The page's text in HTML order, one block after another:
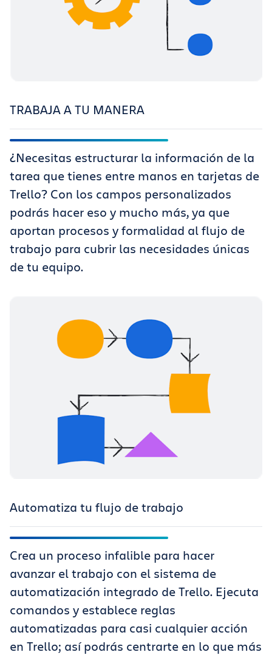
TRABAJA A TU MANERA
¿Necesitas estructurar la información de la
tarea que tienes entre manos en tarjetas de
Trello? Con los campos personalizados
podrás hacer eso y mucho más, ya que
aportan procesos y formalidad al flujo de
trabajo para cubrir las necesidades únicas
de tu equipo.
Automatiza tu flujo de trabajo
Crea un proceso infalible para hacer
avanzar el trabajo con el sistema de
automatización integrado de Trello. Ejecuta
comandos y establece reglas
automatizadas para casi cualquier acción
en Trello; así podrás centrarte en lo que más